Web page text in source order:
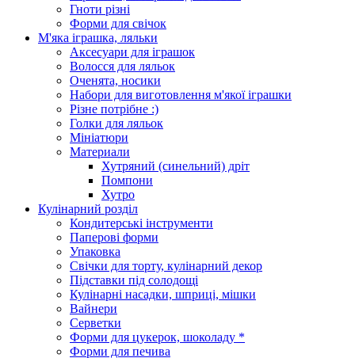
Гноти різні
Форми для свічок
М'яка іграшка, ляльки
Аксесуари для іграшок
Волосся для ляльок
Оченята, носики
Набори для виготовлення м'якої іграшки
Різне потрібне :)
Голки для ляльок
Мініатюри
Материали
Хутряний (синельний) дріт
Помпони
Хутро
Кулінарний розділ
Кондитерські інструменти
Паперові форми
Упаковка
Свічки для торту, кулінарний декор
Підставки під солодощі
Кулінарні насадки, шприці, мішки
Вайнери
Серветки
Форми для цукерок, шоколаду *
Форми для печива